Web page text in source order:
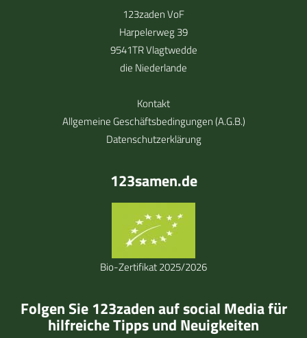
123zaden VoF
Harpelerweg 39
9541TR Vlagtwedde
die Niederlande
Kontakt
Allgemeine Geschäftsbedingungen (A.G.B.)
Datenschutzerklärung
123samen.de
Bio-Zertifikat 2025/2026
Folgen Sie 123zaden auf social Media für
hilfreiche Tipps und Neuigkeiten